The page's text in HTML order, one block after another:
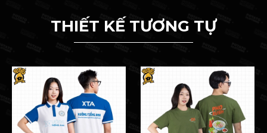
THIẾT KẾ TƯƠNG TỰ